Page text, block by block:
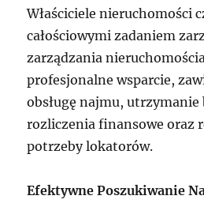
Właściciele nieruchomości
całościowymi zadaniem
zarządzania
profesjonalne wsparcie,
obsługę najmu, utrzymanie
rozliczenia finansowe oraz
potrzeby lokatorów.
Efektywne Poszukiwanie